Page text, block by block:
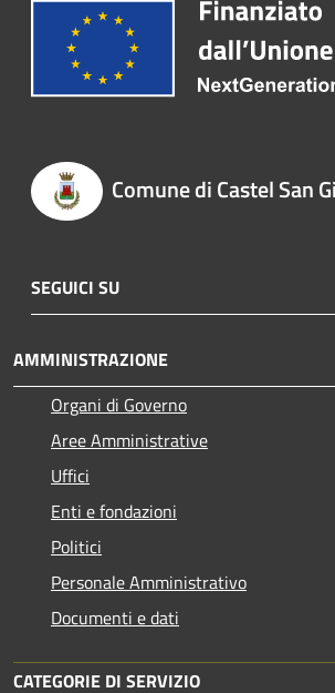
Comune di Castel San
SEGUICI SU
AMMINISTRAZIONE
Organi di Governo
Aree Amministrative
Uffici
Enti e fondazioni
Politici
Personale Amministrativo
Documenti e dati
CATEGORIE DI SERVIZIO